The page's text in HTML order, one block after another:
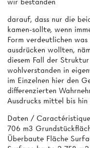
wir bestanden
darauf, dass nur die
kamen-sollte, wenn
Form verdeutlichen
ausdrücken wollten,
diesem Fall der
wohlverstanden in
im Einzelnen hier den
differenzierten
Ausdrucks mittel bis
Daten /
706 m3
Überbaute Fläche